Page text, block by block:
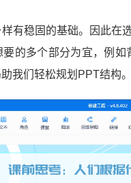
有稳固的基础。因此在
的多个部分为宜，例
我们轻松规划PPT结构。